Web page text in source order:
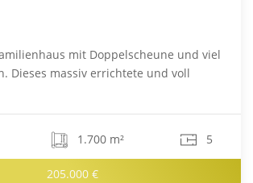
mit Doppelscheune und viel
Dieses massiv errichtete und voll
1.700 m² 5
205.000 €